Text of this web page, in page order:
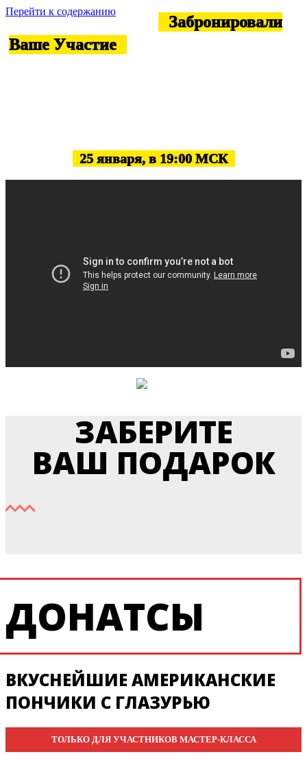
Перейти к содержанию
Получилось! Мы
Забронировали
Ваше Участие
25 января, в 19:00 МСК
ЗАБЕРИТЕ
ВАШ ПОДАРОК
ДОНАТСЫ
ВКУСНЕЙШИЕ АМЕРИКАНСКИЕ
ПОНЧИКИ С ГЛАЗУРЬЮ
ТОЛЬКО ДЛЯ УЧАСТНИКОВ МАСТЕР-КЛАССА